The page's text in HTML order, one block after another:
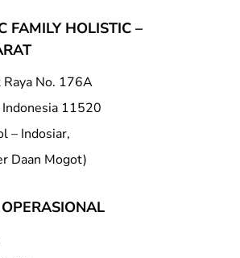
FAMILY HOLISTIC –
Raya No. 176A
Indonesia 11520
– Indosiar,
Daan Mogot)